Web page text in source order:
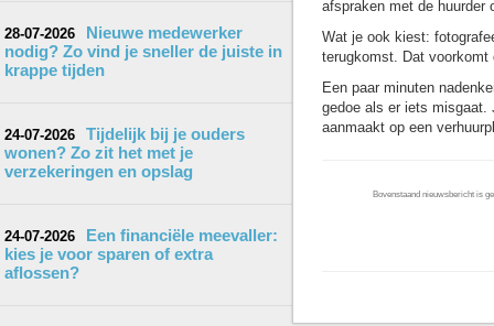
28-07-2026
Nieuwe medewerker
nodig? Zo vind je sneller de juiste in
krappe tijden
24-07-2026
Tijdelijk bij je ouders
wonen? Zo zit het met je
verzekeringen en opslag
24-07-2026
Een financiële meevaller:
kies je voor sparen of extra
aflossen?
afspraken met de huurder
Wat je ook kiest:
terugkomst. Dat
Een paar minuten
gedoe als er iets misgaat.
aanmaakt op een
Bovenstaand nieuwsbericht is